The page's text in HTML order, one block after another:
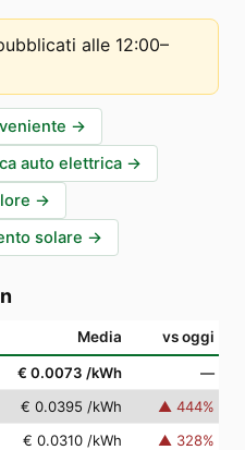
alle 12:00–
→
auto elettrica →
→
solare →
Media vs oggi
€ 0.0073 /kWh
—
€ 0.0395 /kWh ▲ 444%
€ 0.0310 /kWh ▲ 328%